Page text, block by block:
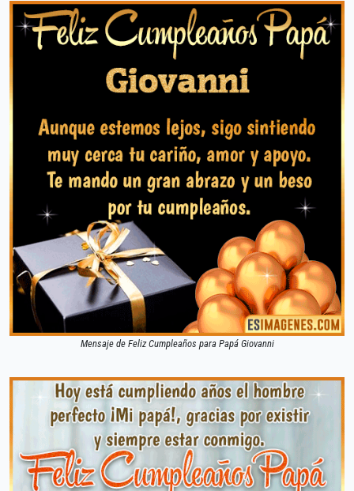
Mensaje de Feliz Cumpleaños para Papá Giovanni